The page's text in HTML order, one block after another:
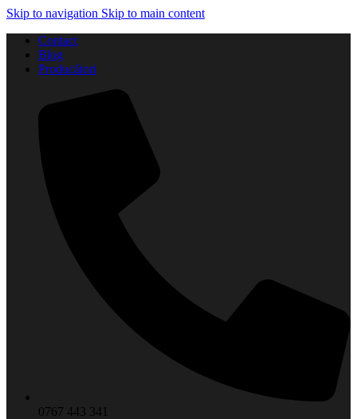
Skip to navigation Skip to main content
Contact
Blog
Producători
0767 443 341